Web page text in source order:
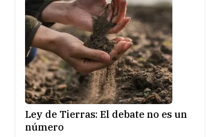
Ley de Tierras: El debate no es un
número